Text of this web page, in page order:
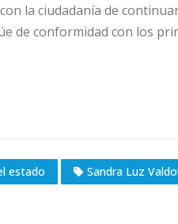
la ciudadanía de
de conformidad con los
estado Sandra Luz